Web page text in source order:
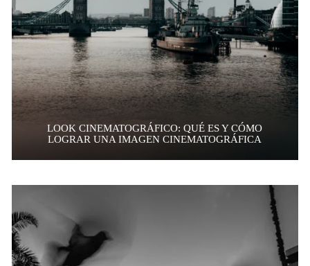
LOOK CINEMATOGRÁFICO: QUÉ ES Y CÓMO
LOGRAR UNA IMAGEN CINEMATOGRÁFICA